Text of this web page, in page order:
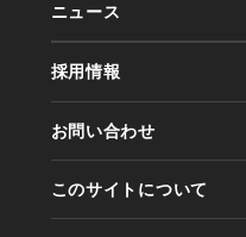
会社概要
会社沿革
アクセス
情報セキュリティ方針
事業内容
実績紹介
製品紹介
ニュース
採用情報
お問い合わせ
このサイトについて